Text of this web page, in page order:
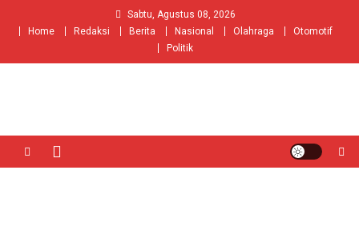
Sabtu, Agustus 08, 2026
Home
Redaksi Berita Nasional Olahraga
Otomotif
Politik